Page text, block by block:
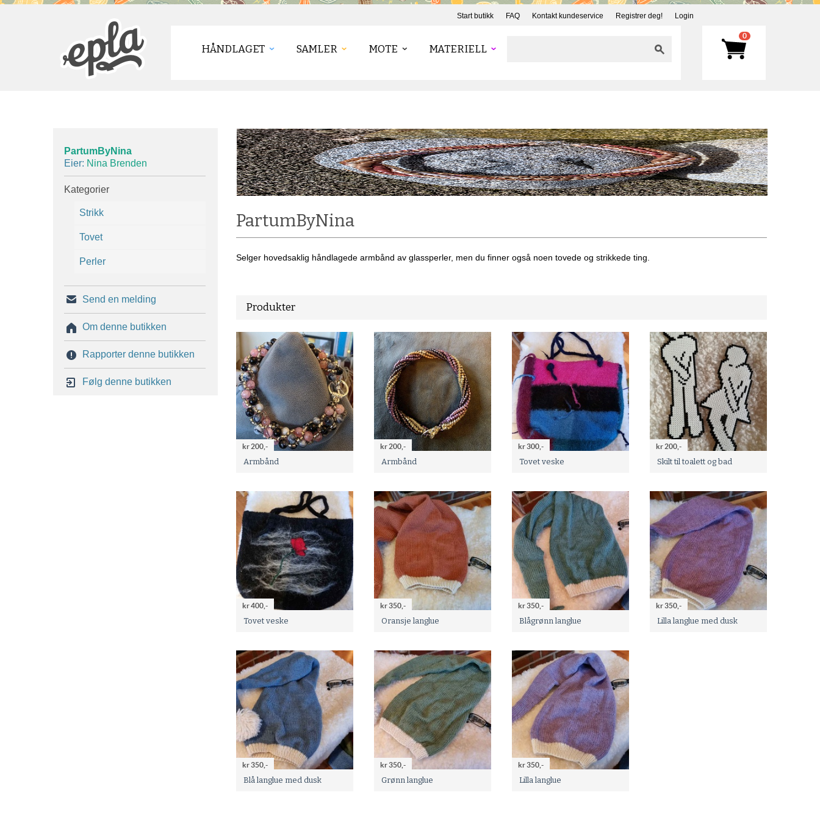
Start butikk FAQ Kontakt kundeservice Registrer deg! Login
HÅNDLAGET SAMLER MOTE MATERIELL
0
PartumByNina
Eier: Nina Brenden
Kategorier
Strikk
Tovet
Perler
Send en melding
Om denne butikken
Rapporter denne butikken
Følg denne butikken
PartumByNina
Selger hovedsaklig håndlagede armbånd av glassperler, men du finner også noen tovede og strikkede ting.
Produkter
kr 200,-
Armbånd
kr 200,-
Armbånd
kr 300,-
Tovet veske
kr 200,-
Skilt til toalett og bad
kr 400,-
Tovet veske
kr 350,-
Oransje langlue
kr 350,-
Blågrønn langlue
kr 350,-
Lilla langlue med dusk
kr 350,-
Blå langlue med dusk
kr 350,-
Grønn langlue
kr 350,-
Lilla langlue